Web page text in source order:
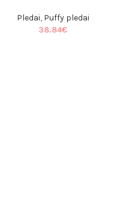
Pledai, Puffy pledai
38.84€